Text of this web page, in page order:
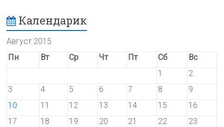
Календарик
Август 2015
Пн
Вт Ср Чт Пт Сб
Вс
1
2
3
4 5 6 7 8
9
10
11 12 13 14 15
16
17
18 19 20 21 22
23